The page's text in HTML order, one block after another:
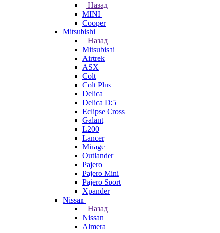
Назад
MINI
Cooper
Mitsubishi
Назад
Mitsubishi
Airtrek
ASX
Colt
Colt Plus
Delica
Delica D:5
Eclipse Cross
Galant
L200
Lancer
Mirage
Outlander
Pajero
Pajero Mini
Pajero Sport
Xpander
Nissan
Назад
Nissan
Almera